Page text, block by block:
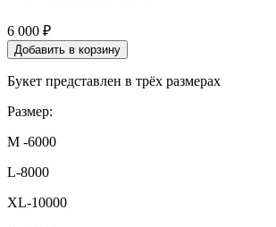
6 000 ₽
Добавить в корзину
Букет представлен в трёх размерах
Размер:
M -6000
L-8000
XL-10000